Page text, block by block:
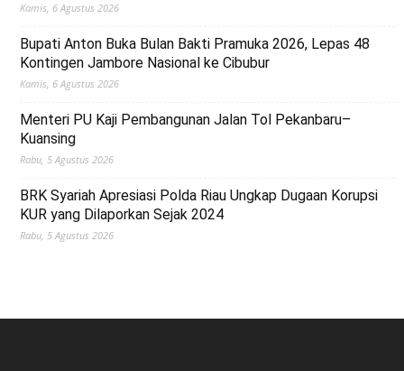
Kamis, 6 Agustus 2026
Bupati Anton Buka Bulan Bakti Pramuka 2026, Lepas 48
Kontingen Jambore Nasional ke Cibubur
Kamis, 6 Agustus 2026
Menteri PU Kaji Pembangunan Jalan Tol Pekanbaru–
Kuansing
Rabu, 5 Agustus 2026
BRK Syariah Apresiasi Polda Riau Ungkap Dugaan Korupsi
KUR yang Dilaporkan Sejak 2024
Rabu, 5 Agustus 2026